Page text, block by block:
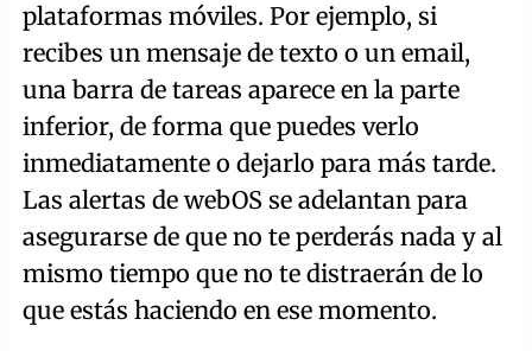
plataformas móviles. Por ejemplo, si
recibes un mensaje de texto o un email,
una barra de tareas aparece en la parte
inferior, de forma que puedes verlo
inmediatamente o dejarlo para más tarde.
Las alertas de webOS se adelantan para
asegurarse de que no te perderás nada y al
mismo tiempo que no te distraerán de lo
que estás haciendo en ese momento.